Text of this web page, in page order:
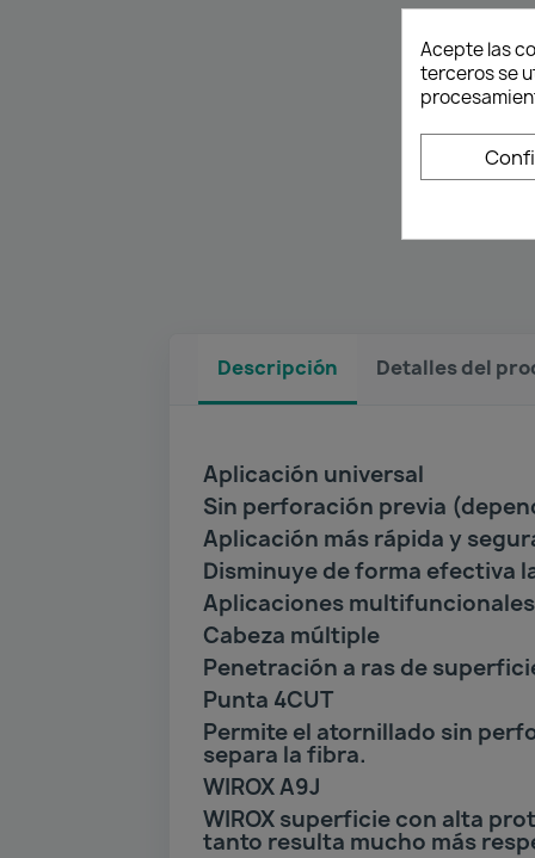
Descripción Detalles del
Aplicación universal
Sin perforación previa
Aplicación más rápida y
Disminuye de forma efectiva
Aplicaciones
Cabeza múltiple
Penetración a ras de
Punta 4CUT
Permite el atornillado sin
separa la fibra.
WIROX A9J
WIROX superficie con alta
tanto resulta mucho más
Acepte las
terceros se